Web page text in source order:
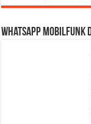
WhatsApp Mobilfunk